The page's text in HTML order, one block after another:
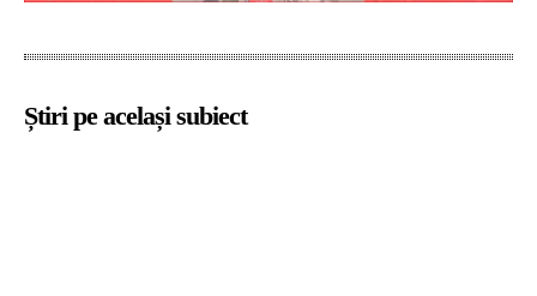
Știri pe același subiect